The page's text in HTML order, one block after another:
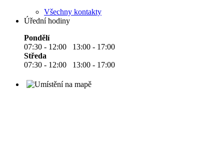
Všechny kontakty
Úřední hodiny
Pondělí
07:30 - 12:00 13:00 - 17:00
Středa
07:30 - 12:00 13:00 - 17:00